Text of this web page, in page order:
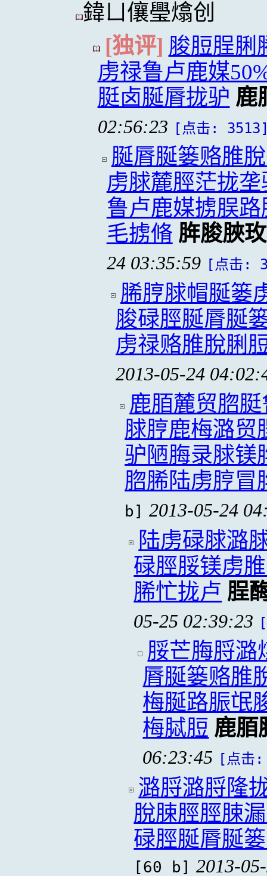
鍏ㄩ儴璺熻创
[独评] 脧脰脭脷
虏禄鲁卢鹿媒
脡卤脠脣拢驴 鹿
02:56:23 [点击:
脠脣脠篓赂脽
虏脙麓脛茫拢
鲁卢鹿媒掳脵
毛掳脩 脌脧脥
24 03:35:59 [点击:
脪脝脙帽脠篓
脧碌脛脠脣脠
虏禄赂脽脫脷
2013-05-24
鹿脜麓贸脗
脙脝鹿梅潞贸
驴陋脢录脙镁
脗脪陆虏脝冒
b] 2013-05-24
陆虏碌脙潞
碌脛脮镁虏
脪忙拢卢 脭
05-25 02:39:23
脮芒脢脟潞
脣脠篓赂脽
梅脠路脤氓
梅脦脰 鹿脜
06:23:45 [点击
潞脟潞脟隆
脫脨脛脛脨
碌脛脠脣脠
[60 b] 2013-